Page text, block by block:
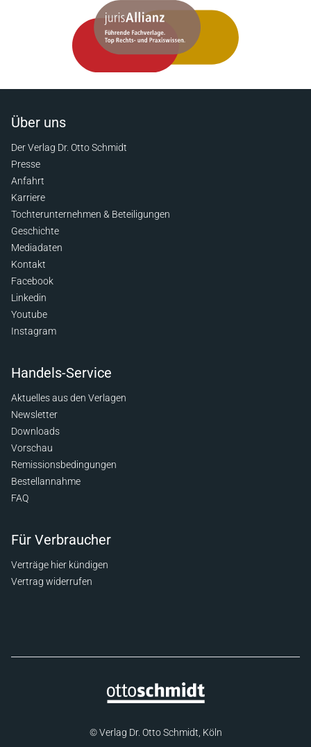
Über uns
Der Verlag Dr. Otto Schmidt
Presse
Anfahrt
Karriere
Tochterunternehmen & Beteiligungen
Geschichte
Mediadaten
Kontakt
Facebook
Linkedin
Youtube
Instagram
Handels-Service
Aktuelles aus den Verlagen
Newsletter
Downloads
Vorschau
Remissionsbedingungen
Bestellannahme
FAQ
Für Verbraucher
Verträge hier kündigen
Vertrag widerrufen
© Verlag Dr. Otto Schmidt, Köln